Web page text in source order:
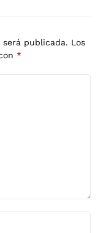
publicada. Los
*